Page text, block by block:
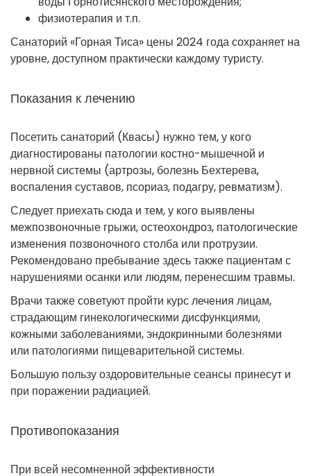
физиотерапия и т.п.
Санаторий «Горная Тиса» цены 2024 года сохраняет на
уровне, доступном практически каждому туристу.
Показания к лечению
Посетить санаторий (Квасы) нужно тем, у кого
диагностированы патологии костно-мышечной и
нервной системы (артрозы, болезнь Бехтерева,
воспаления суставов, псориаз, подагру, ревматизм).
Следует приехать сюда и тем, у кого выявлены
межпозвоночные грыжи, остеохондроз, патологические
изменения позвоночного столба или протрузии.
Рекомендовано пребывание здесь также пациентам с
нарушениями осанки или людям, перенесшим травмы.
Врачи также советуют пройти курс лечения лицам,
страдающим гинекологическими дисфункциями,
кожными заболеваниями, эндокринными болезнями
или патологиями пищеварительной системы.
Большую пользу оздоровительные сеансы принесут и
при поражении радиацией.
Противопоказания
При всей несомненной эффективности